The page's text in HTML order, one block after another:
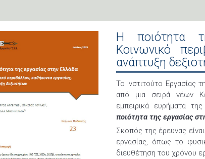
Η ποιότητα
Κοινωνικό
ανάπτυξη
Το Ινστιτούτο Εργασίας
από μια σειρά νέων
εμπειρικά ευρήματα
ποιότητα της εργασίας
Σκοπός της έρευνας
εργασίας, όπως το
διευθέτηση του